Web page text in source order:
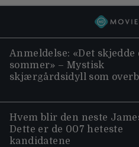
Anmeldelse: «Det skjedde
sommer» – Mystisk
skjærgårdsidyll som
Hvem blir den neste
Dette er de 007 heteste
kandidatene